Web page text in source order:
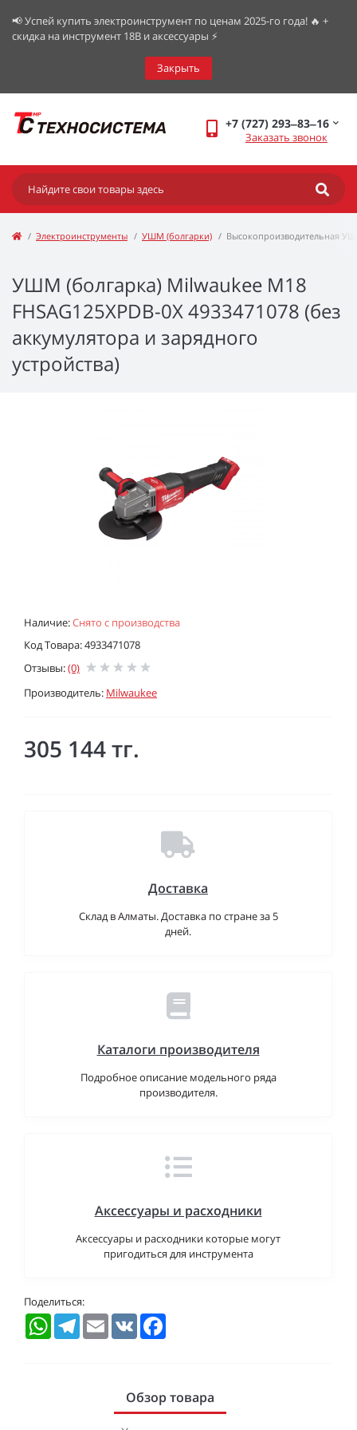
📢 Успей купить электроинструмент по ценам 2025-го года! 🔥 +
скидка на инструмент 18В и аксессуары ⚡️
Закрыть
+7 (727) 293‒83‒16
Заказать звонок
Электроинструменты УШМ (болгарки) Высокопроизводительная
УШМ (болгарка) Milwaukee M18
FHSAG125XPDB-0X 4933471078 (без
аккумулятора и зарядного
устройства)
Наличие:Снято с производства
Код Товара: 4933471078
Отзывы:(0)
Производитель: Milwaukee
305 144 тг.
Доставка
Склад в Алматы. Доставка по стране за 5
дней.
Каталоги производителя
Подробное описание модельного ряда
производителя.
Аксессуары и расходники
Аксессуары и расходники которые могут
пригодиться для инструмента
Поделиться:
WhatsAppTelegramEmail VK
Обзор товара